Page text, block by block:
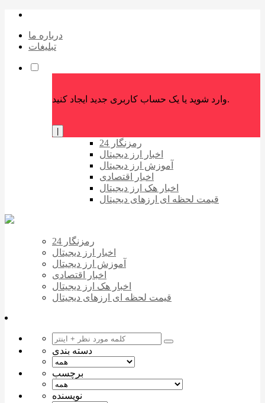
درباره ما
تبلیغات
وارد شوید یا یک حساب کاربری جدید ایجاد کنید.
رمزنگار 24
اخبار ارز دیجیتال
آموزش ارز دیجیتال
اخبار اقتصادی
اخبار هک ارز دیجیتال
قیمت لحظه ای ارزهای دیجیتال
رمزنگار 24
اخبار ارز دیجیتال
آموزش ارز دیجیتال
اخبار اقتصادی
اخبار هک ارز دیجیتال
قیمت لحظه ای ارزهای دیجیتال
دسته بندی
برچسب
نویسنده